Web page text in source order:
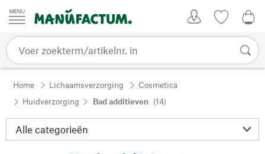
Passer au contenu
Home Lichaamsverzorging
Cosmetica
Huidverzorging
Bad additieven (14)